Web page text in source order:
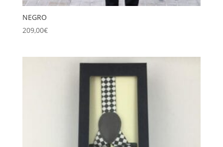
NEGRO
209,00€